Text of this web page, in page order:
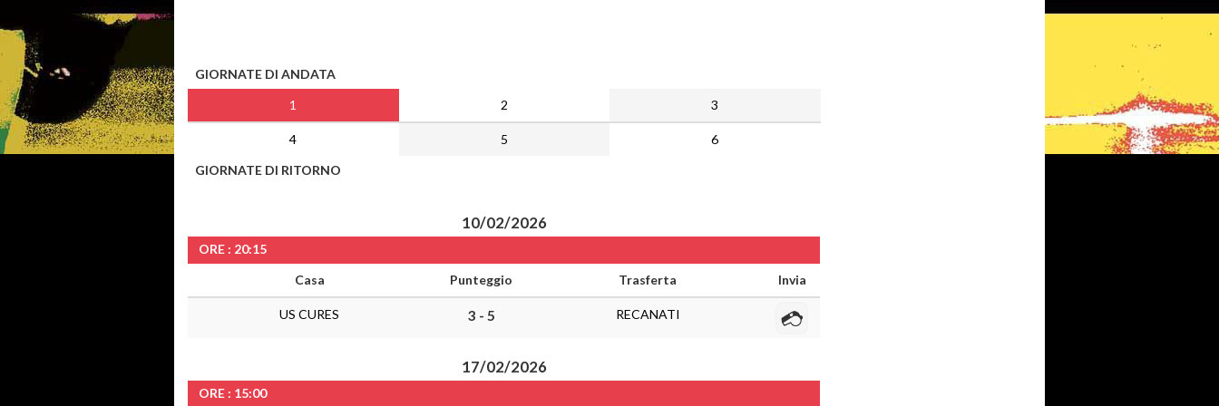
GIORNATE DI ANDATA
1
2 3
4 5
6
GIORNATE DI RITORNO
10/02/2026
ORE : 20:15
Casa
Punteggio Trasferta Invia
US CURES 3 - 5 RECANATI
17/02/2026
ORE : 15:00